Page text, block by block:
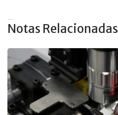
Notas Relacionadas